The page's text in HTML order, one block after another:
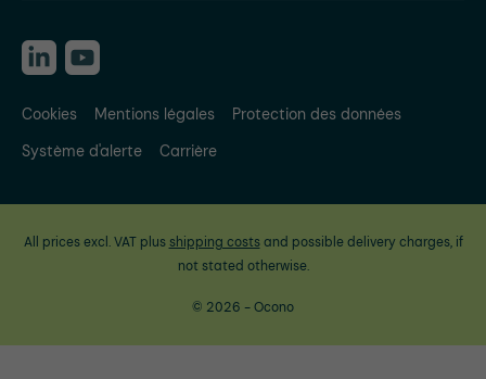
Cookies Mentions légales
Protection des données
Système d'alerte
Carrière
All prices excl. VAT plus shipping costsand possible delivery charges, if
not stated otherwise.
© 2026 - Ocono